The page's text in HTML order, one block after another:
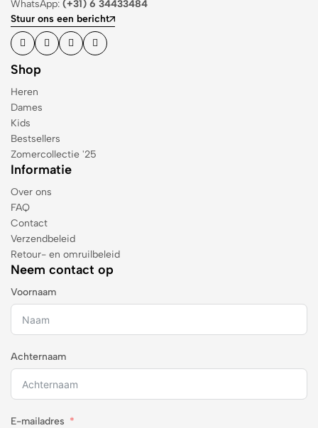
WhatsApp: (+31) 6 34433484
Stuur ons een bericht
Shop
Heren
Dames
Kids
Bestsellers
Zomercollectie '25
Informatie
Over ons
FAQ
Contact
Verzendbeleid
Retour- en omruilbeleid
Neem contact op
Voornaam
Achternaam
E-mailadres